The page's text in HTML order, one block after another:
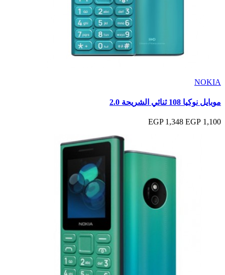
NOKIA
موبايل نوكيا 108 ثنائي الشريحة 2.0
1,100 EGP
1,348 EGP